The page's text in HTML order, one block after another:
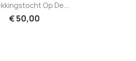
Op De...
€ 50,00